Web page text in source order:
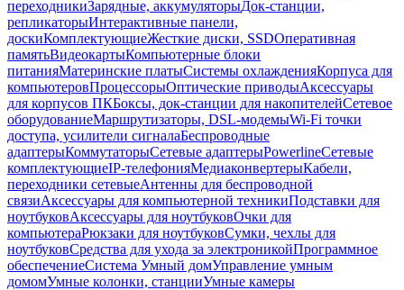
переходникиЗарядные, аккумуляторыДок-станции,
репликаторыИнтерактивные панели,
доскиКомплектующиеЖесткие диски, SSDОперативная
памятьВидеокартыКомпьютерные блоки
питанияМатеринские платыСистемы охлажденияКорпуса для
компьютеровПроцессорыОптические приводыАксессуары
для корпусов ПКБоксы, док-станции для накопителейСетевое
оборудованиеМаршрутизаторы, DSL-модемыWi-Fi точки
доступа, усилители сигналаБеспроводные
адаптерыКоммутаторыСетевые адаптерыPowerlineСетевые
комплектующиеIP-телефонияМедиаконвертерыКабели,
переходники сетевыеАнтенны для беспроводной
связиАксессуары для компьютерной техникиПодставки для
ноутбуковАксессуары для ноутбуковОчки для
компьютераРюкзаки для ноутбуковСумки, чехлы для
ноутбуковСредства для ухода за электроникойПрограммное
обеспечениеСистема Умный домУправление умным
домомУмные колонки, станцииУмные камеры